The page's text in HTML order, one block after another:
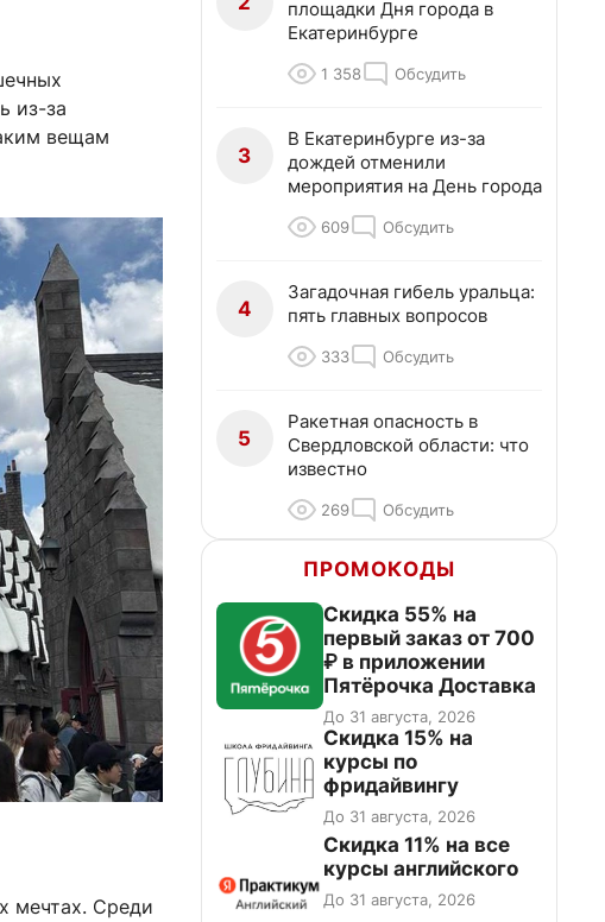
из-за
вещам
мечтах. Среди
площадки Дня города в
Екатеринбурге
1 358 Обсудить
3
В Екатеринбурге из-за
дождей отменили
мероприятия на День города
609 Обсудить
4
Загадочная гибель уральца:
пять главных вопросов
333 Обсудить
5
Ракетная опасность в
Свердловской области: что
известно
269 Обсудить
ПРОМОКОДЫ
Скидка 55% на
первый заказ от 700
₽ в приложении
Пятёрочка Доставка
До 31 августа, 2026
Скидка 15% на
курсы по
фридайвингу
До 31 августа, 2026
Скидка 11% на все
курсы английского
До 31 августа, 2026